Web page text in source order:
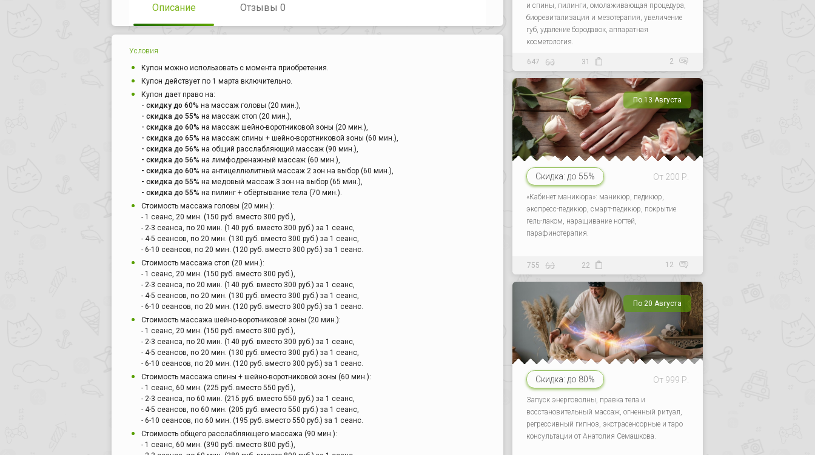
Описание Отзывы 0
Условия
Купон можно использовать с момента приобретения.
Купон действует по 1 марта включительно.
Купон дает право на:
- скидку до 60% на массаж головы (20 мин.),
- скидка до 55% на массаж стоп (20 мин.),
- скидка до 60% на массаж шейно-воротниковой зоны (20 мин.),
- скидка до 65% на массаж спины + шейно-воротниковой зоны (60 мин.),
- скидка до 56% на общий расслабляющий массаж (90 мин.),
- скидка до 56% на лимфодренажный массаж (60 мин.),
- скидка до 60% на антицеллюлитный массаж 2 зон на выбор (60 мин.),
- скидка до 55% на медовый массаж 3 зон на выбор (65 мин.),
- скидка до 55% на пилинг + обёртывание тела (70 мин.).
Стоимость массажа головы (20 мин.):
- 1 сеанс, 20 мин. (150 руб. вместо 300 руб.),
- 2-3 сеанса, по 20 мин. (140 руб. вместо 300 руб.) за 1 сеанс,
- 4-5 сеансов, по 20 мин. (130 руб. вместо 300 руб.) за 1 сеанс,
- 6-10 сеансов, по 20 мин. (120 руб. вместо 300 руб.) за 1 сеанс.
Стоимость массажа стоп (20 мин.):
- 1 сеанс, 20 мин. (150 руб. вместо 300 руб.),
- 2-3 сеанса, по 20 мин. (140 руб. вместо 300 руб.) за 1 сеанс,
- 4-5 сеансов, по 20 мин. (130 руб. вместо 300 руб.) за 1 сеанс,
- 6-10 сеансов, по 20 мин. (120 руб. вместо 300 руб.) за 1 сеанс.
Стоимость массажа шейно-воротниковой зоны (20 мин.):
- 1 сеанс, 20 мин. (150 руб. вместо 300 руб.),
- 2-3 сеанса, по 20 мин. (140 руб. вместо 300 руб.) за 1 сеанс,
- 4-5 сеансов, по 20 мин. (130 руб. вместо 300 руб.) за 1 сеанс,
- 6-10 сеансов, по 20 мин. (120 руб. вместо 300 руб.) за 1 сеанс.
Стоимость массажа спины + шейно-воротниковой зоны (60 мин.):
- 1 сеанс, 60 мин. (225 руб. вместо 550 руб.),
- 2-3 сеанса, по 60 мин. (215 руб. вместо 550 руб.) за 1 сеанс,
- 4-5 сеансов, по 60 мин. (205 руб. вместо 550 руб.) за 1 сеанс,
- 6-10 сеансов, по 60 мин. (195 руб. вместо 550 руб.) за 1 сеанс.
Стоимость общего расслабляющего массажа (90 мин.):
- 1 сеанс, 60 мин. (390 руб. вместо 800 руб.),
и спины, пилинги, омолаживающая процедура,
биоревитализация и мезотерапия, увеличение
губ, удаление бородавок, аппаратная
косметология.
647 31 2
По 13 Августа
Скидка: до 55% От 200 Р.
«Кабинет маникюра»: маникюр, педикюр,
экспресс-педикюр, смарт-педикюр, покрытие
гель-лаком, наращивание ногтей,
парафинотерапия.
755 22 12
По 20 Августа
Скидка: до 80% От 999 Р.
Запуск энерговолны, правка тела и
восстановительный массаж, огненный ритуал,
регрессивный гипноз, экстрасенсорные и таро
консультации от Анатолия Семашкова.